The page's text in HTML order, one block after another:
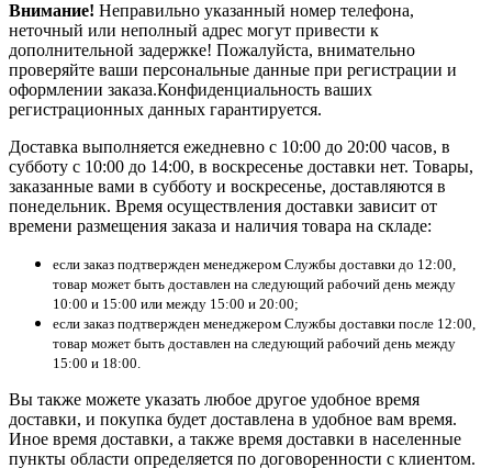
Внимание! Неправильно указанный номер телефона,
неточный или неполный адрес могут привести к
дополнительной задержке! Пожалуйста, внимательно
проверяйте ваши персональные данные при регистрации и
оформлении заказа.Конфиденциальность ваших
регистрационных данных гарантируется.
Доставка выполняется ежедневно с 10:00 до 20:00 часов, в
субботу с 10:00 до 14:00, в воскресенье доставки нет. Товары,
заказанные вами в субботу и воскресенье, доставляются в
понедельник. Время осуществления доставки зависит от
времени размещения заказа и наличия товара на складе:
если заказ подтвержден менеджером Службы доставки до 12:00,
товар может быть доставлен на следующий рабочий день между
10:00 и 15:00 или между 15:00 и 20:00;
если заказ подтвержден менеджером Службы доставки после 12:00,
товар может быть доставлен на следующий рабочий день между
15:00 и 18:00.
Вы также можете указать любое другое удобное время
доставки, и покупка будет доставлена в удобное вам время.
Иное время доставки, а также время доставки в населенные
пункты области определяется по договоренности с клиентом.